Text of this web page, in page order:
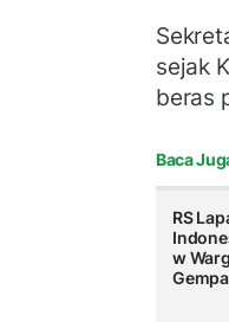
sejak
beras
Baca
RS
w